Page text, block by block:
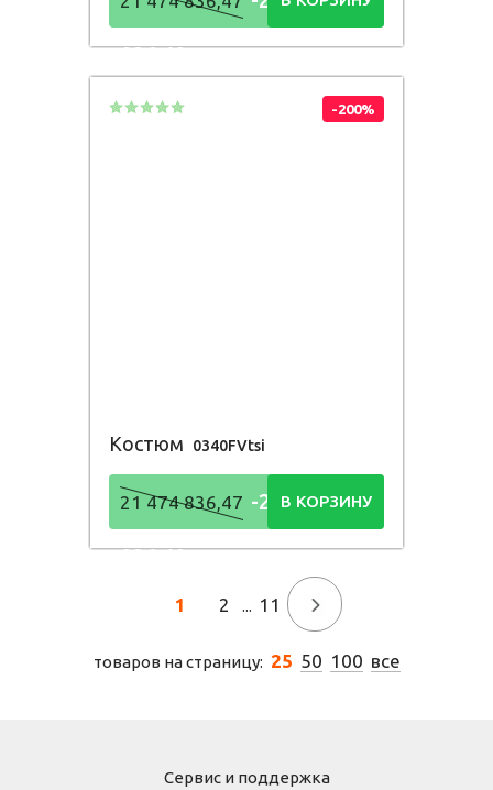
836,48Р
-200%
Костюм 0340FVtsi
21 474 836,47 -21 474
836,48Р
В КОРЗИНУ
1 2 ... 11 →
товаров на страницу: 25 50 100 все
Сервис и поддержка